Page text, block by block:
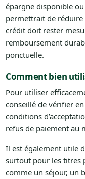
épargne disponible
permettrait de réduire
crédit doit rester
remboursement
ponctuelle.
Comment bien
Pour utiliser
conseillé de vérifier
conditions
refus de paiement au
Il est également utile
surtout pour les titres
comme un séjour, un